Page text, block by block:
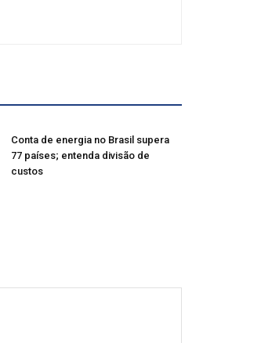
Conta de energia no Brasil supera
77 países; entenda divisão de
custos